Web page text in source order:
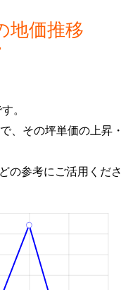
地価推移
。
、その坪単価の上昇・
の参考にご活用くださ